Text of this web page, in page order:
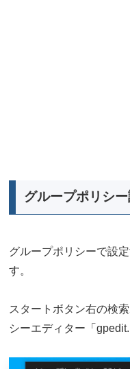
グループポリシ
グループポリシーで設
す。
スタートボタン右の検
シーエディター「